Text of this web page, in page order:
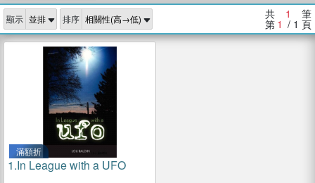
獎 臺灣漫遊錄 、 方念華 、 台灣的李
登輝時代
數學女孩：黎曼猜想 、
偉大的迷走神經
顯示 排序 共 1 筆
第 1 / 1 頁
滿額折
1.In League with a UFO